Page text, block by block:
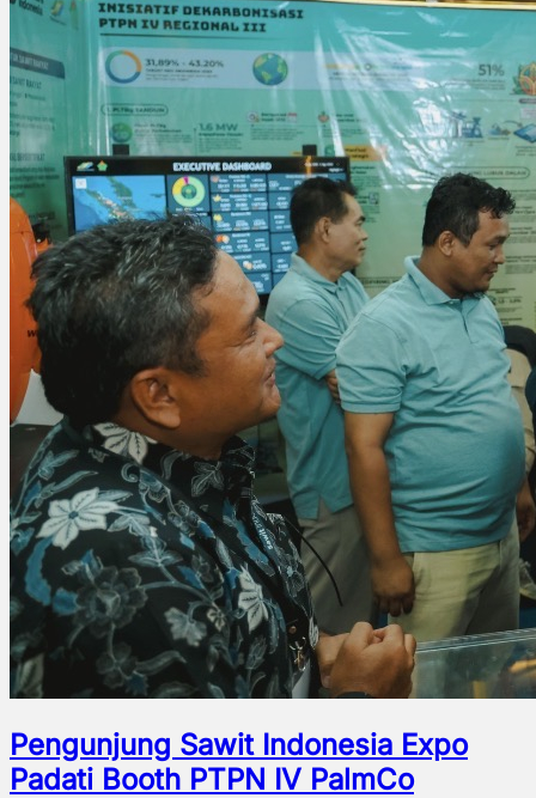
Pengunjung Sawit Indonesia Expo
Padati Booth PTPN IV PalmCo